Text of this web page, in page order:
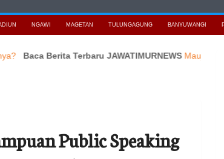
NGAWI MAGETAN TULUNGAGUNG BANYUWANGI
Berita Terbaru JAWATIMURNEWS Maujual Gandeng
Public Speaking